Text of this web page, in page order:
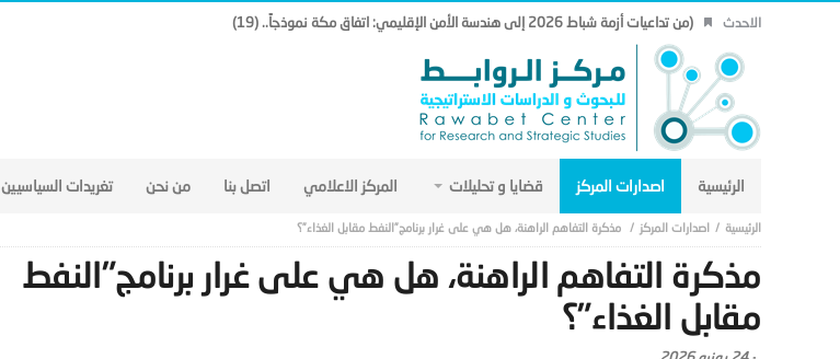
الاحدث (من تداعيات أزمة شباط 2026 إلى هندسة الأمن الإقليمي: اتفاق مكة نموذجاً.. (19)
الرئيسية اصدارات المركز قضايا و تحليلات المركز الاعلامي اتصل بنا من نحن تغريدات السياسيين
اصدارات المركز مذكرة التفاهم الراهنة، هل هي على غرار برنامج”النفط مقابل الغذاء”؟
مذكرة التفاهم الراهنة، هل هي على غرار برنامج”النفط
مقابل الغذاء”؟